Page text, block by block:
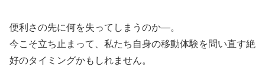
便利さの先に何を失ってしまうのか―。
今こそ立ち止まって、私たち自身の移動体験を問い直す絶
好のタイミングかもしれません。